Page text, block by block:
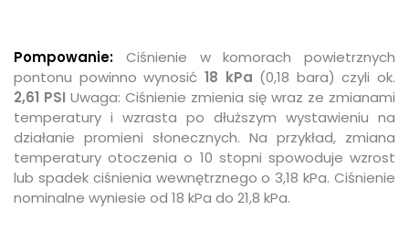
Pompowanie: Ciśnienie w komorach powietrznych
pontonu powinno wynosić 18 kPa (0,18 bara) czyli ok.
2,61 PSI Uwaga: Ciśnienie zmienia się wraz ze zmianami
temperatury i wzrasta po dłuższym wystawieniu na
działanie promieni słonecznych. Na przykład, zmiana
temperatury otoczenia o 10 stopni spowoduje wzrost
lub spadek ciśnienia wewnętrznego o 3,18 kPa. Ciśnienie
nominalne wyniesie od 18 kPa do 21,8 kPa.